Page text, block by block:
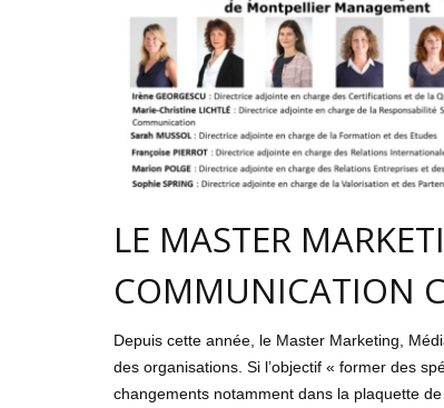
LE MASTER
COMMUNICATION
Depuis cette année, le Master Marketing,
des organisations. Si l’objectif « former des
changements notamment dans la plaquette